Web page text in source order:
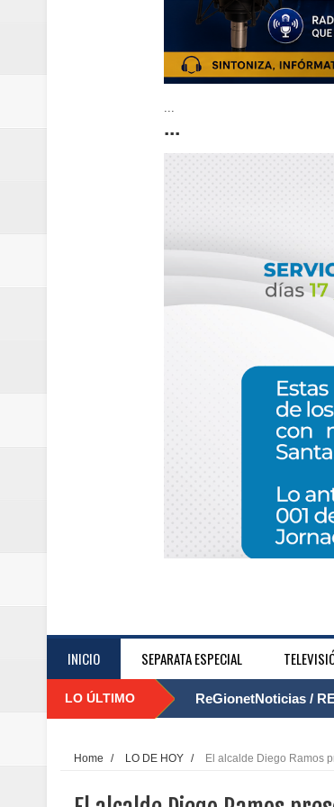
...
...
INICIO SEPARATA ESPECIAL
LO ÚLTIMO ReGionetNoticias /
Regionetnoticias /
Home / LO DE HOY / El alcalde Diego Ramos